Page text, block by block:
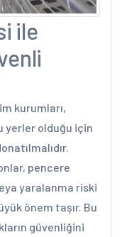
ile
kurumları,
yerler olduğu için
pencere
yaralanma riski
önem taşır. Bu
güvenliğini